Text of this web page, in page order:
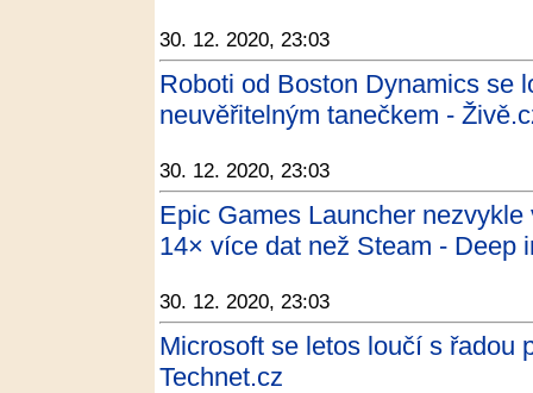
30. 12. 2020, 23:03
Roboti od Boston Dynamics se
neuvěřitelným tanečkem -
30. 12. 2020, 23:03
Epic Games Launcher
14× více dat než Steam - Deep
30. 12. 2020, 23:03
Microsoft se letos loučí s řadou
Technet.cz